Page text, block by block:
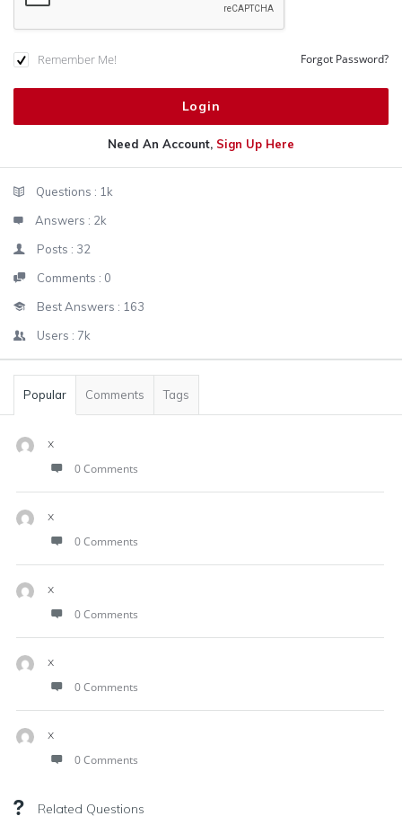
Remember Me! Forgot Password?
Need An Account, Sign Up Here
StatsQuestions : 1k
Answers : 2k
Posts : 32
Comments : 0
Best Answers : 163
Users : 7k
Popular Comments Tags
x
0 Comments
x
0 Comments
x
0 Comments
x
0 Comments
x
0 Comments
Related Questions